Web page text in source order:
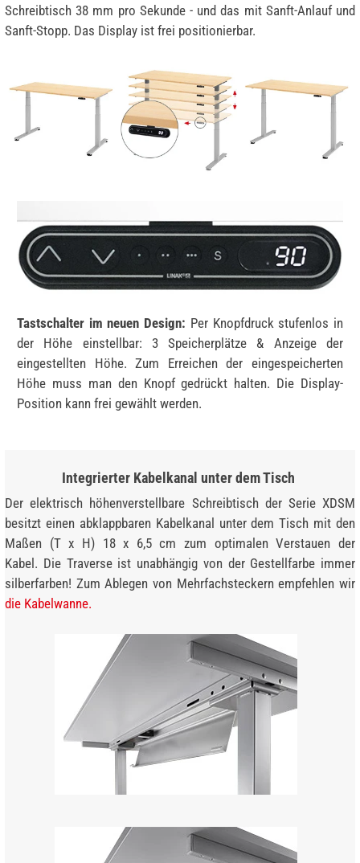
Schreibtisch 38 mm pro Sekunde - und das mit Sanft-Anlauf und
Sanft-Stopp. Das Display ist frei positionierbar.
Tastschalter im neuen Design: Per Knopfdruck stufenlos in
der Höhe einstellbar: 3 Speicherplätze & Anzeige der
eingestellten Höhe. Zum Erreichen der eingespeicherten
Höhe muss man den Knopf gedrückt halten. Die Display-
Position kann frei gewählt werden.
Integrierter Kabelkanal unter dem Tisch
Der elektrisch höhenverstellbare Schreibtisch der Serie XDSM
besitzt einen abklappbaren Kabelkanal unter dem Tisch mit den
Maßen (T x H) 18 x 6,5 cm zum optimalen Verstauen der
Kabel. Die Traverse ist unabhängig von der Gestellfarbe immer
silberfarben! Zum Ablegen von Mehrfachsteckern empfehlen wir
die Kabelwanne.